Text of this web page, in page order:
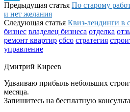
Telegram
Предыдущая статья По старому
и нет желания
Следующая статья Квиз-лендинги в
бизнес владелец бизнеса отделка
ремонт квартир сбсо стратегия
управление
Дмитрий Киреев
Удваиваю прибыль небольших
месяца.
Запишитесь на бесплатную